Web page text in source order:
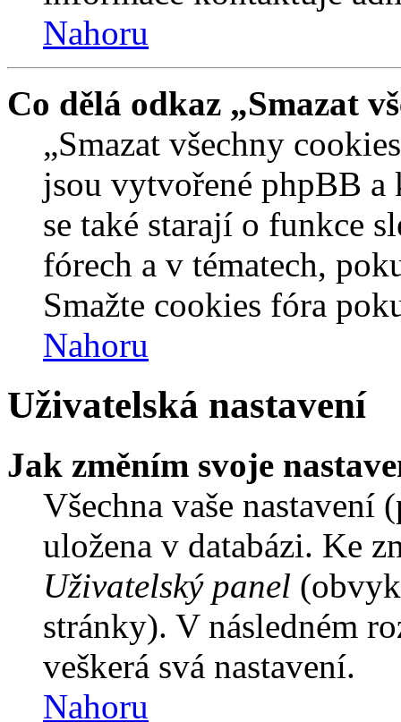
Nahoru
Co dělá odkaz „Smazat
„Smazat všechny
jsou vytvořené phpBB a
se také starají o funkce
fórech a v tématech,
Smažte cookies fóra
Nahoru
Uživatelská nastavení
Jak změním svoje
Všechna vaše
uložena v databázi. Ke
Uživatelský panel
stránky). V následném
veškerá svá nastavení.
Nahoru